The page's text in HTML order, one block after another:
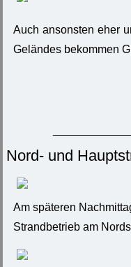
Auch ansonsten eher
Geländes bekommen
Nord- und
Am späteren
Strandbetrieb am